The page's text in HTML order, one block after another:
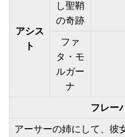
アシス
ト
し聖鞘
の奇跡
ファ
タ・モ
ルガー
ナ
フレー
アーサーの姉にして、彼